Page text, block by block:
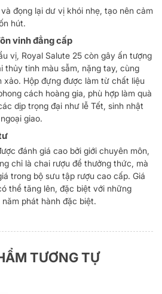
và đọng lại dư vị khói nhẹ, tạo nên cảm
hút.
vinh đẳng cấp
vị, Royal Salute 25 còn gây ấn tượng
thủy tinh màu sẫm, nặng tay, cùng
Hộp đựng được làm từ chất liệu
cách hoàng gia, phù hợp làm quà
dịp trọng đại như lễ Tết, sinh nhật
giao.
đánh giá cao bởi giới chuyên môn,
chỉ là chai rượu để thưởng thức, mà
trong bộ sưu tập rượu cao cấp. Giá
thể tăng lên, đặc biệt với những
phát hành đặc biệt.
TƯƠNG TỰ